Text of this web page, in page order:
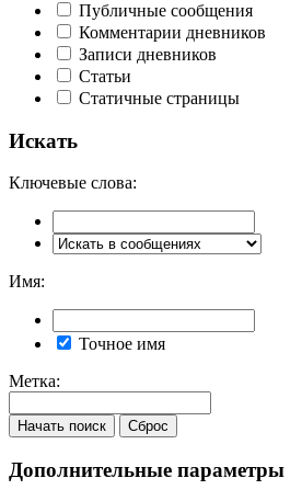
Публичные сообщения
Комментарии дневников
Записи дневников
Статьи
Статичные страницы
Искать
Ключевые слова:
Имя:
Точное имя
Метка:
Дополнительные параметры